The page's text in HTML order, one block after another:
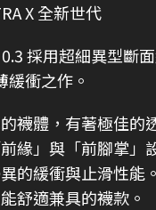
X 全新世代
0.3 採用超細異型斷
衝之作。
襪體，有著極佳的
緣」與「前腳掌」
的緩衝與止滑性能
舒適兼具的襪款。